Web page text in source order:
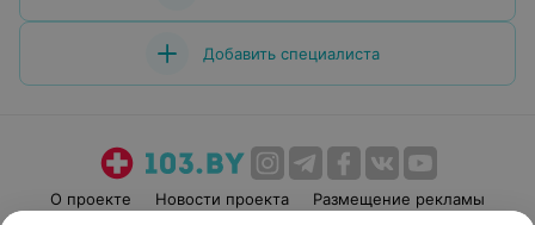
Добавить специалиста
О проекте Новости проекта
Размещение рекламы